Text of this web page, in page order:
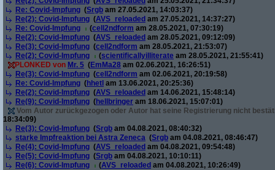
Re: Covid-Impfung (Srgb am 27.05.2021, 14:03:37)
Re(2): Covid-Impfung (AVS_reloaded am 27.05.2021, 14:37:27)
Re: Covid-Impfung
(cell2ndform am 28.05.2021, 07:30:19)
Re(2): Covid-Impfung (AVS_reloaded am 28.05.2021, 09:12:09)
Re(3): Covid-Impfung (cell2ndform am 28.05.2021, 21:53:07)
Re(2): Covid-Impfung
(scientificallyilliterate am 28.05.2021, 21:55:41)
PLONKED von Mr. 5 (EmMa28 am 02.06.2021, 16:26:51)
Re(3): Covid-Impfung (cell2ndform am 02.06.2021, 20:19:58)
Re: Covid-Impfung (hhetl am 13.06.2021, 20:25:36)
Re(2): Covid-Impfung (AVS_reloaded am 14.06.2021, 15:48:14)
Re(9): Covid-Impfung (hellbringer am 18.06.2021, 15:07:01)
Vom Autor zurückgezogen oder Autor hat seine Registrierung nicht
18:34:09)
Re(3): Covid-Impfung (Srgb am 04.08.2021, 08:40:32)
starke Impfreaktion bei Astra Zeneca (Srgb am 04.08.2021, 08:46:47)
Re(4): Covid-Impfung (AVS_reloaded am 04.08.2021, 09:54:48)
Re(5): Covid-Impfung (Srgb am 04.08.2021, 10:10:11)
Re(6): Covid-Impfung
(AVS_reloaded am 04.08.2021, 10:26:49)